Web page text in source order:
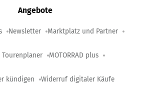
Angebote
Newsletter Marktplatz und Partner
Tourenplaner MOTORRAD plus
kündigen Widerruf digitaler Käufe